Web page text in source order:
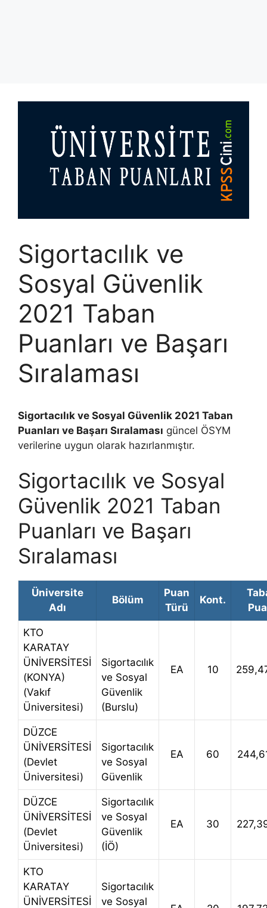
Sigortacılık ve
Sosyal Güvenlik
2021 Taban
Puanları ve Başarı
Sıralaması
Sigortacılık ve Sosyal Güvenlik 2021 Taban
Puanları ve Başarı Sıralaması güncel ÖSYM
verilerine uygun olarak hazırlanmıştır.
Sigortacılık ve Sosyal
Güvenlik 2021 Taban
Puanları ve Başarı
Sıralaması
Üniversite
Adı
Bölüm
Puan
Türü
Kont.
KTO
KARATAY
ÜNİVERSİTESİ
(KONYA)
(Vakıf
Üniversitesi)
Sigortacılık
ve Sosyal
Güvenlik
(Burslu)
EA 10
DÜZCE
ÜNİVERSİTESİ
(Devlet
Üniversitesi)
Sigortacılık
ve Sosyal
Güvenlik
EA 60
DÜZCE
ÜNİVERSİTESİ
(Devlet
Üniversitesi)
Sigortacılık
ve Sosyal
Güvenlik
(İÖ)
EA 30
KTO
KARATAY
ÜNİVERSİTESİ
Sigortacılık
ve Sosyal